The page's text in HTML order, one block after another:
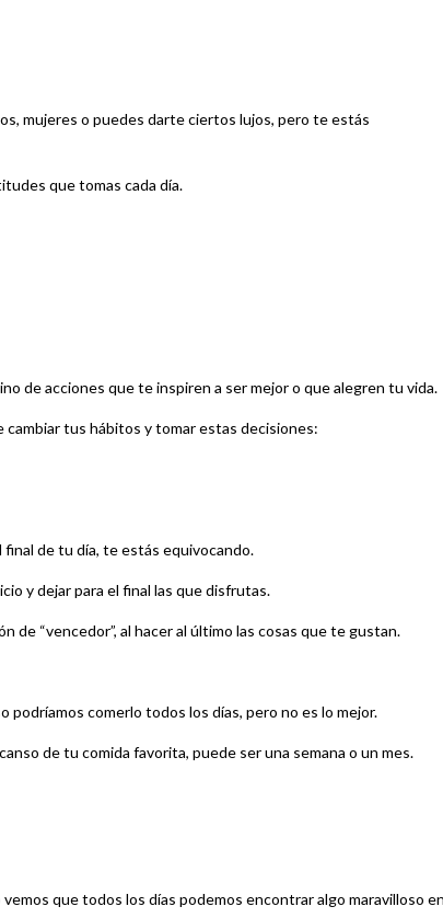
mujeres o puedes darte ciertos lujos, pero te estás
que tomas cada día.
de acciones que te inspiren a ser mejor o que alegren tu vida.
tus hábitos y tomar estas decisiones:
de tu día, te estás equivocando.
y dejar para el final las que disfrutas.
de “vencedor”, al hacer al último las cosas que te gustan.
comerlo todos los días, pero no es lo mejor.
de tu comida favorita, puede ser una semana o un mes.
que todos los días podemos encontrar algo maravilloso